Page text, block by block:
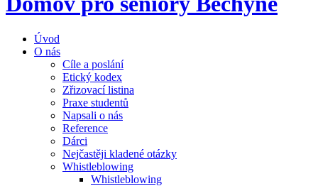
Úvod
O nás
Cíle a poslání
Etický kodex
Zřizovací listina
Praxe studentů
Napsali o nás
Reference
Dárci
Nejčastěji kladené otázky
Whistleblowing
Whistleblowing